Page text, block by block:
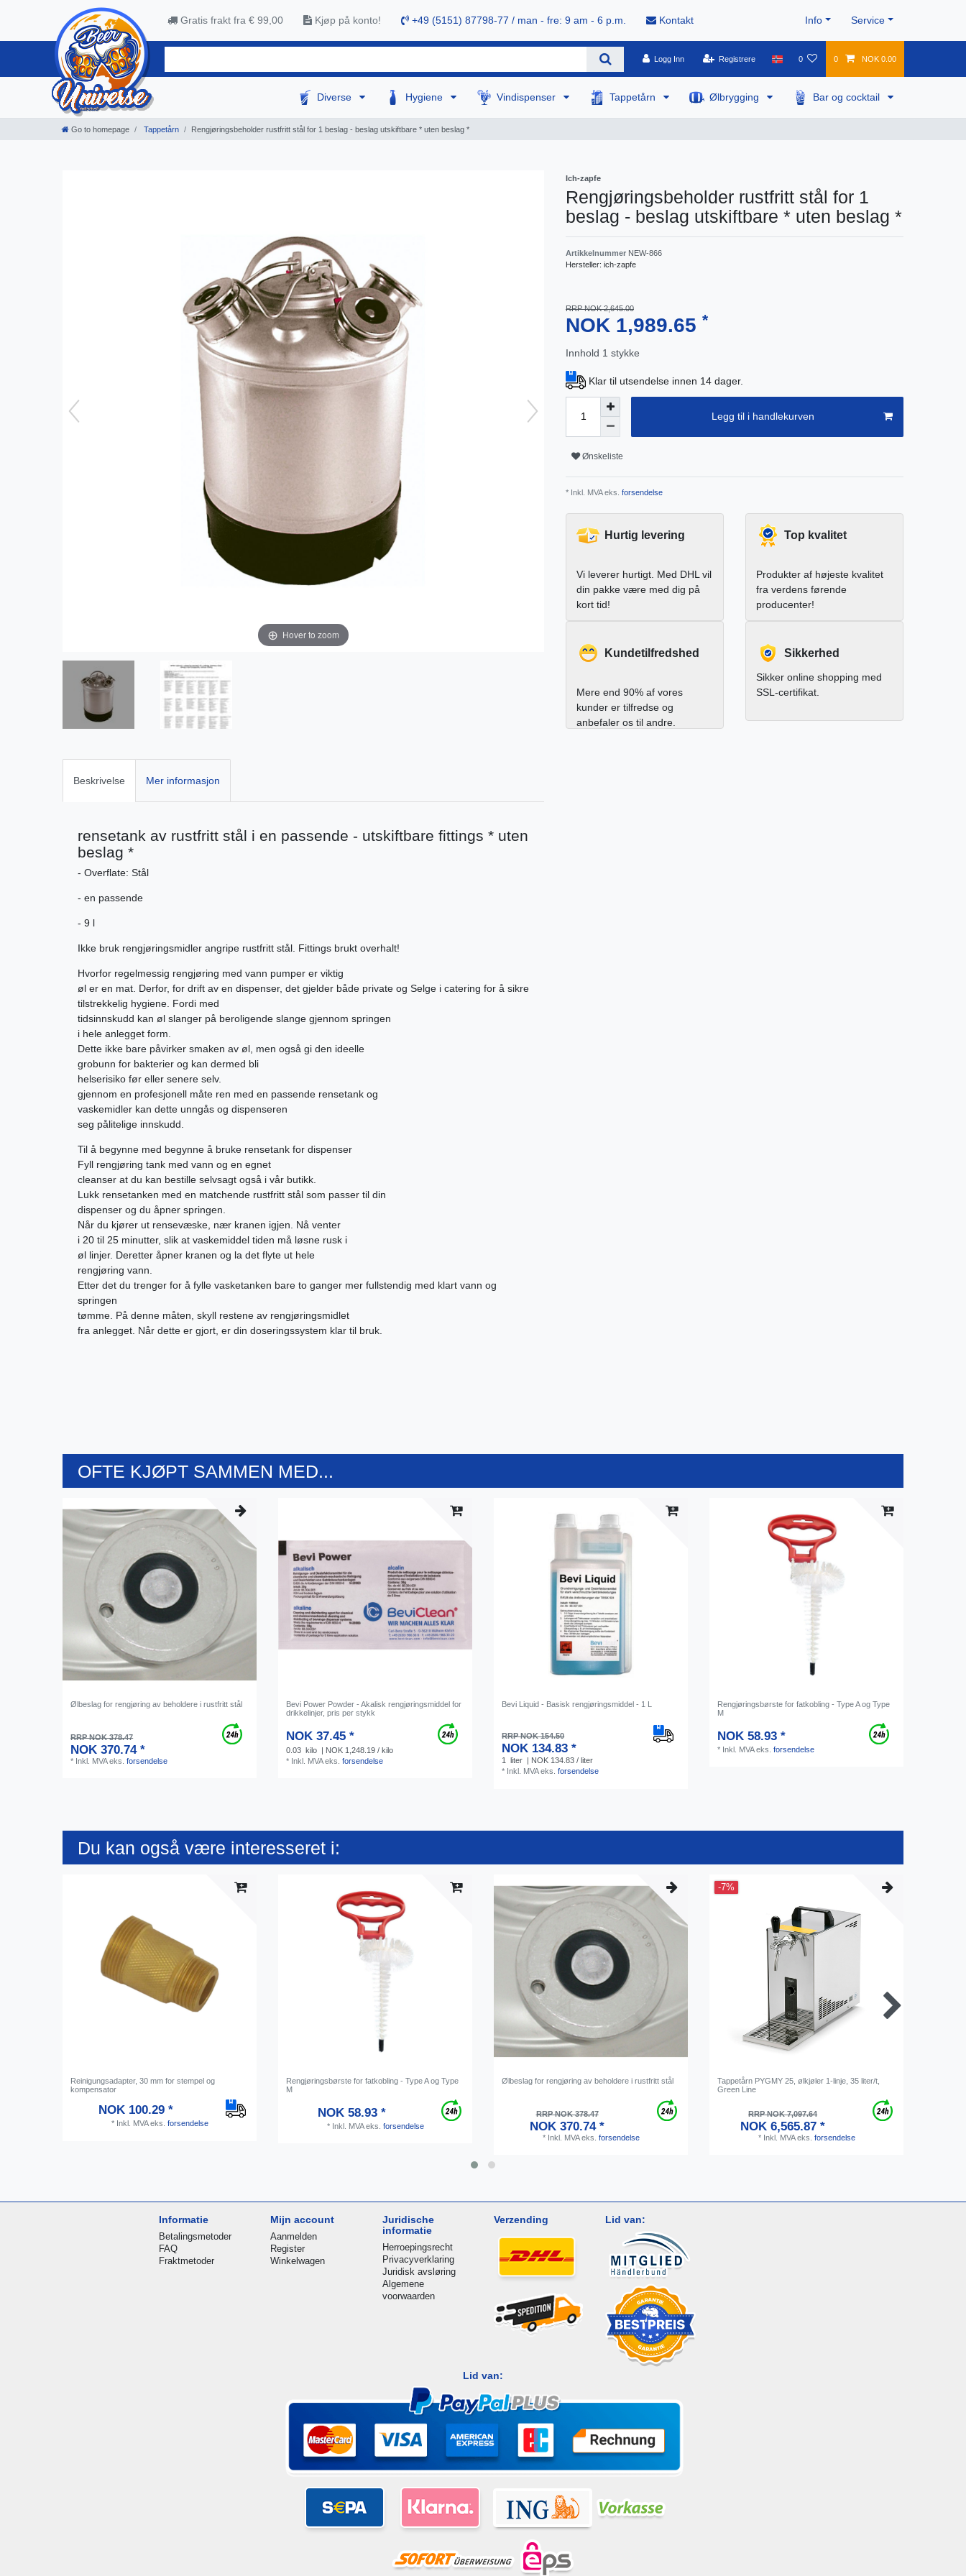
Gratis frakt fra € 99,00 Kjøp på konto! +49 (5151) 87798-77 / man - fre: 9 am - 6 p.m. Kontakt Info Service
Logg Inn Registrere 0 0 NOK 0.00
Diverse Hygiene Vindispenser Tappetårn Ølbrygging Bar og cocktail
Go to homepage Tappetårn Rengjøringsbeholder rustfritt stål for 1 beslag - beslag utskiftbare * uten beslag *
Hover to zoom
Beskrivelse Mer informasjon
rensetank av rustfritt stål i en passende - utskiftbare fittings * uten
beslag *
- Overflate: Stål
- en passende
- 9 l
Ikke bruk rengjøringsmidler angripe rustfritt stål. Fittings brukt overhalt!
Hvorfor regelmessig rengjøring med vann pumper er viktig
øl er en mat. Derfor, for drift av en dispenser, det gjelder både private og Selge i catering for å sikre
tilstrekkelig hygiene. Fordi med
tidsinnskudd kan øl slanger på beroligende slange gjennom springen
i hele anlegget form.
Dette ikke bare påvirker smaken av øl, men også gi den ideelle
grobunn for bakterier og kan dermed bli
helserisiko før eller senere selv.
gjennom en profesjonell måte ren med en passende rensetank og
vaskemidler kan dette unngås og dispenseren
seg pålitelige innskudd.
Til å begynne med begynne å bruke rensetank for dispenser
Fyll rengjøring tank med vann og en egnet
cleanser at du kan bestille selvsagt også i vår butikk.
Lukk rensetanken med en matchende rustfritt stål som passer til din
dispenser og du åpner springen.
Når du kjører ut rensevæske, nær kranen igjen. Nå venter
i 20 til 25 minutter, slik at vaskemiddel tiden må løsne rusk i
øl linjer. Deretter åpner kranen og la det flyte ut hele
rengjøring vann.
Etter det du trenger for å fylle vasketanken bare to ganger mer fullstendig med klart vann og
springen
tømme. På denne måten, skyll restene av rengjøringsmidlet
fra anlegget. Når dette er gjort, er din doseringssystem klar til bruk.
Ich-zapfe
Rengjøringsbeholder rustfritt stål for 1
beslag - beslag utskiftbare * uten beslag *
Artikkelnummer NEW-866
Hersteller: ich-zapfe
RRP NOK 2,645.00
NOK 1,989.65 *
Innhold 1 stykke
Klar til utsendelse innen 14 dager.
Legg til i handlekurven
Ønskeliste
* Inkl. MVA eks. forsendelse
Hurtig levering
Vi leverer hurtigt. Med DHL vil
din pakke være med dig på
kort tid!
Top kvalitet
Produkter af højeste kvalitet
fra verdens førende
producenter!
Kundetilfredshed
Mere end 90% af vores
kunder er tilfredse og
anbefaler os til andre.
Sikkerhed
Sikker online shopping med
SSL-certifikat.
OFTE KJØPT SAMMEN MED...
Ølbeslag for rengjøring av beholdere i rustfritt stål
RRP NOK 378.47
NOK 370.74 *
* Inkl. MVAeks.forsendelse
Bevi Power Powder - Akalisk rengjøringsmiddel for
drikkelinjer, pris per stykk
NOK 37.45 *
0.03 kilo | NOK 1,248.19 / kilo
* Inkl. MVAeks.forsendelse
Bevi Liquid - Basisk rengjøringsmiddel - 1 L
RRP NOK 154.50
NOK 134.83 *
1 liter | NOK 134.83 / liter
* Inkl. MVAeks.forsendelse
Rengjøringsbørste for fatkobling - Type A og Type
M
NOK 58.93 *
* Inkl. MVAeks.forsendelse
Du kan også være interesseret i:
Reinigungsadapter, 30 mm for stempel og
kompensator
NOK 100.29 *
* Inkl. MVAeks. forsendelse
Rengjøringsbørste for fatkobling - Type A og Type
M
NOK 58.93 *
* Inkl. MVAeks. forsendelse
Ølbeslag for rengjøring av beholdere i rustfritt stål
RRP NOK 378.47
NOK 370.74 *
* Inkl. MVAeks. forsendelse
-7%
Tappetårn PYGMY 25, ølkjøler 1-linje, 35 liter/t,
Green Line
RRP NOK 7,097.64
NOK 6,565.87 *
* Inkl. MVAeks. forsendelse
Informatie
Betalingsmetoder
FAQ
Fraktmetoder
Mijn account
Aanmelden
Register
Winkelwagen
Juridische
informatie
Herroepingsrecht
Privacyverklaring
Juridisk avsløring
Algemene
voorwaarden
Verzending Lid van:
Lid van: